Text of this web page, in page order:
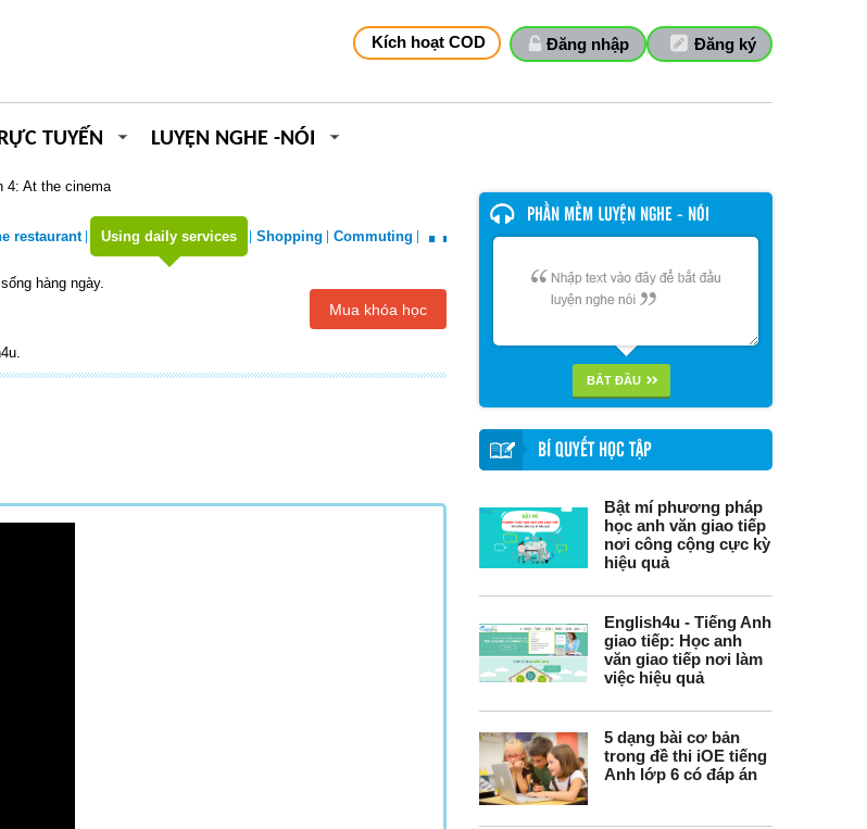
Đăng ký
Đăng nhập
Kích hoạt COD
TUYẾN LUYỆN NGHE -NÓI
4: At the cinema
restaurant Using daily services Shopping Commuting ..
Mua khóa học
hàng ngày.
PHẦN MỀM LUYỆN NGHE - NÓI
BẮT ĐẦU
BÍ QUYẾT HỌC TẬP
Bật mí phương pháp
học anh văn giao tiếp
nơi công cộng cực kỳ
hiệu quả
English4u - Tiếng Anh
giao tiếp: Học anh
văn giao tiếp nơi làm
việc hiệu quả
5 dạng bài cơ bản
trong đề thi iOE tiếng
Anh lớp 6 có đáp án